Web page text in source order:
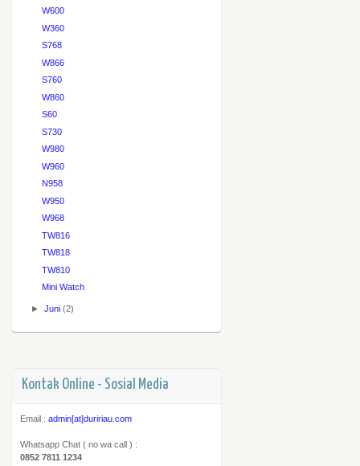
W600
W360
S768
W866
S760
W860
S60
S730
W980
W960
N958
W950
W968
TW816
TW818
TW810
Mini Watch
►Juni(2)
Kontak Online - Sosial Media
Email : admin[at]duririau.com
Whatsapp Chat ( no wa call ) :
0852 7811 1234